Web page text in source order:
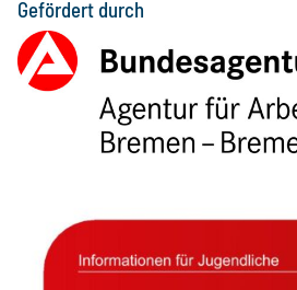
Gefördert durch